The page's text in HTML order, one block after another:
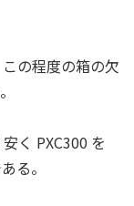
の程度の箱の欠
く PXC300 を
る。